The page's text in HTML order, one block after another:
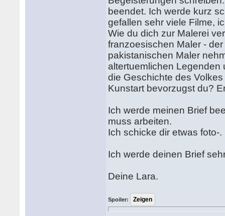
beendet. Ich werde kurz
gefallen sehr viele Filme,
Wie du dich zur Malerei
franzoesischen Maler -
pakistanischen Maler
altertuemlichen Legenden
die Geschichte des
Kunstart bevorzugst du?
Ich werde meinen Brief
muss arbeiten.
Ich schicke dir etwas foto-
Ich werde deinen Brief
Deine Lara.
Spoiler: